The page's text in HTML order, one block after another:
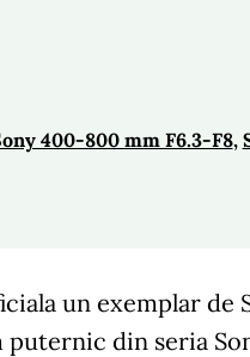
400-800 mm F6.3-F8,
un exemplar de
puternic din seria